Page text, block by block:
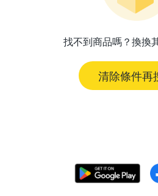
找不到商品嗎？換換
清除條件再